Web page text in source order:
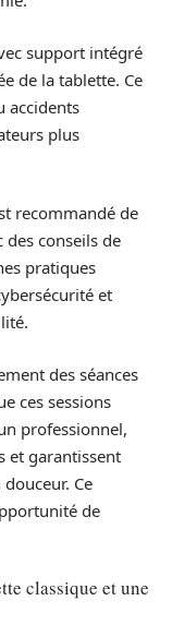
support intégré
de la tablette. Ce
accidents
plus
recommandé de
des conseils de
pratiques
et
des séances
ces sessions
professionnel,
et garantissent
Ce
de
classique et une